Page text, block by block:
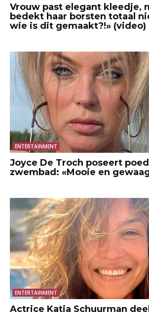
Vrouw past elegant kleedje,
bedekt haar borsten totaal
wie is dit gemaakt?!» (video)
ENTERTAINMENT
Joyce De Troch poseert
zwembad: «Mooie en
ENTERTAINMENT
Actrice Katja Schuurman